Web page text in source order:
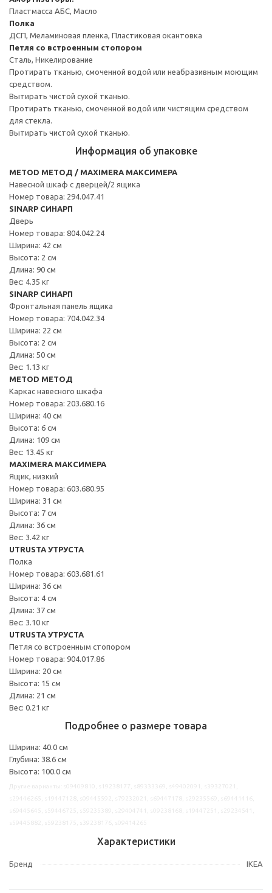
Пластмасса АБС, Масло
Полка
ДСП, Меламиновая пленка, Пластиковая окантовка
Петля со встроенным стопором
Сталь, Никелирование
Протирать тканью, смоченной водой или неабразивным моющим
средством.
Вытирать чистой сухой тканью.
Протирать тканью, смоченной водой или чистящим средством
для стекла.
Вытирать чистой сухой тканью.
Информация об упаковке
METOD МЕТОД / MAXIMERA МАКСИМЕРА
Навесной шкаф с дверцей/2 ящика
Номер товара: 294.047.41
SINARP СИНАРП
Дверь
Номер товара: 804.042.24
Ширина: 42 см
Высота: 2 см
Длина: 90 см
Вес: 4.35 кг
SINARP СИНАРП
Фронтальная панель ящика
Номер товара: 704.042.34
Ширина: 22 см
Высота: 2 см
Длина: 50 см
Вес: 1.13 кг
METOD МЕТОД
Каркас навесного шкафа
Номер товара: 203.680.16
Ширина: 40 см
Высота: 6 см
Длина: 109 см
Вес: 13.45 кг
MAXIMERA МАКСИМЕРА
Ящик, низкий
Номер товара: 603.680.95
Ширина: 31 см
Высота: 7 см
Длина: 36 см
Вес: 3.42 кг
UTRUSTA УТРУСТА
Полка
Номер товара: 603.681.61
Ширина: 36 см
Высота: 4 см
Длина: 37 см
Вес: 3.10 кг
UTRUSTA УТРУСТА
Петля со встроенным стопором
Номер товара: 904.017.86
Ширина: 20 см
Высота: 15 см
Длина: 21 см
Вес: 0.21 кг
Подробнее о размере товара
Ширина: 40.0 см
Глубина: 38.6 см
Высота: 100.0 см
Характеристики
Бренд IKEA